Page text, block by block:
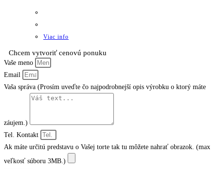
Viac info
Chcem vytvoriť cenovú ponuku
Vaše meno
Email
Vaša správa (Prosím uveďte čo najpodrobnejší opis výrobku o ktorý máte
záujem.)
Tel. Kontakt
Ak máte určitú predstavu o Vašej torte tak tu môžete nahrať obrazok. (max
veľkosť súboru 3MB.)